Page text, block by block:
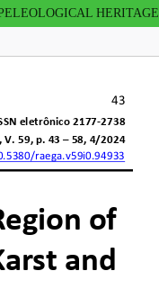
HERITAGE